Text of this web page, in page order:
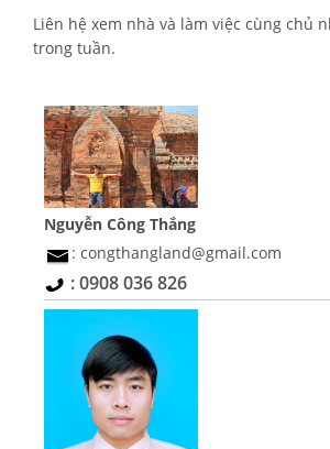
Liên hệ xem nhà và làm việc cùng chủ
trong tuần.
Nguyễn Công Thắng
: congthangland@gmail.com
: 0908 036 826